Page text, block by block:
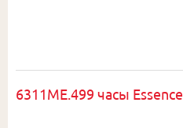
6311ME.499 часы Essence